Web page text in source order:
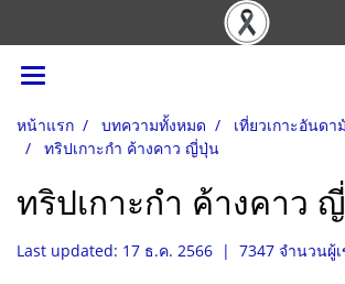
หน้าแรก บทความทั้งหมด
เที่ยวเกาะอันดา
ทริปเกาะกำ ค้างคาว ญี่ปุ่น
ทริปเกาะกำ ค้างคาว
Last updated: 17 ธ.ค. 2566 | 7347 จำนวนผู้